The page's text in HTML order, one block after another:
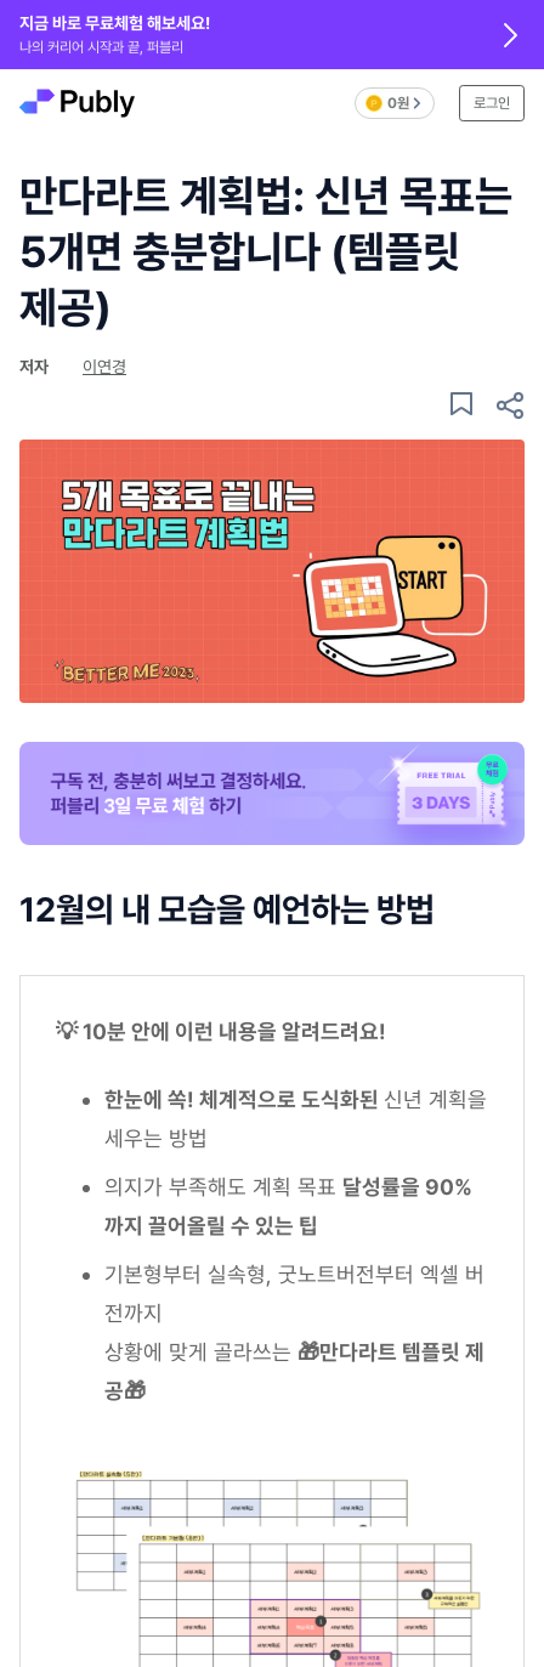
지금 바로 무료체험 해보세요!
나의 커리어 시작과 끝, 퍼블리
0원 로그인
만다라트 계획법: 신년 목표는
5개면 충분합니다 (템플릿
제공)
저자 이연경
12월의 내 모습을 예언하는 방법
💡 10분 안에 이런 내용을 알려드려요!
한눈에 쏙! 체계적으로 도식화된 신년 계획을
세우는 방법
의지가 부족해도 계획 목표 달성률을 90%
까지 끌어올릴 수 있는 팁
기본형부터 실속형, 굿노트버전부터 엑셀 버
전까지
상황에 맞게 골라쓰는 🎁만다라트 템플릿 제
공🎁